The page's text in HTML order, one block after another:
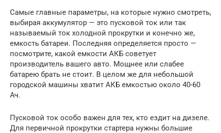
Самые главные параметры, на которые нужно смотреть,
выбирая аккумулятор — это пусковой ток или так
называемый ток холодной прокрутки и конечно же,
емкость батареи. Последняя определяется просто —
посмотрите, какой емкости АКБ советует
производитель вашего авто. Мощнее или слабее
батарею брать не стоит. В целом же для небольшой
городской машины хватит АКБ емкостью около 40-60
Ач.
Пусковой ток особо важен для тех, кто ездит на дизеле.
Для первичной прокрутки стартера нужны большие